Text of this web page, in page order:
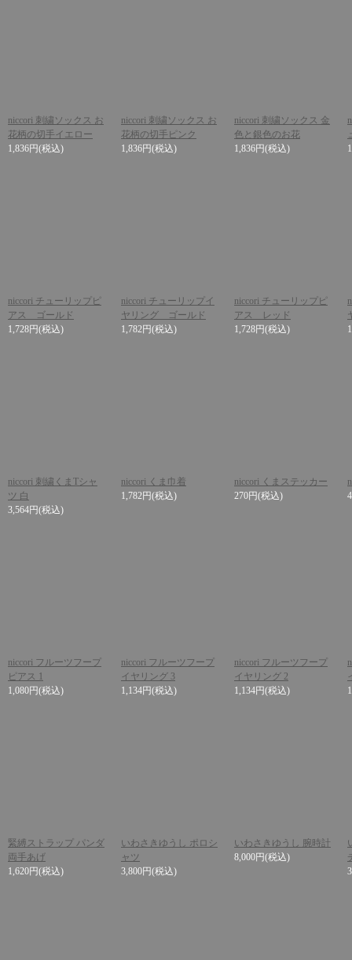
niccori 刺繍ソックス お
花柄の切手イエロー
1,836円(税込)
niccori 刺繍ソックス お
花柄の切手ピンク
1,836円(税込)
niccori 刺繍ソックス 金
色と銀色のお花
1,836円(税込)
niccori チューリップピ
アス ゴールド
1,728円(税込)
niccori チューリップイ
ヤリング ゴールド
1,782円(税込)
niccori チューリップピ
アス レッド
1,728円(税込)
niccori 刺繍くまTシャ
ツ 白
3,564円(税込)
niccori くま巾着
1,782円(税込)
niccori くまステッカー
270円(税込)
niccori フルーツフープ
ピアス 1
1,080円(税込)
niccori フルーツフープ
イヤリング 3
1,134円(税込)
niccori フルーツフープ
イヤリング 2
1,134円(税込)
緊縛ストラップ パンダ
両手あげ
1,620円(税込)
いわさきゆうし ポロシ
ャツ
3,800円(税込)
いわさきゆうし 腕時計
8,000円(税込)